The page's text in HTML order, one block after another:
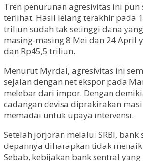
Tren penurunan agresivitas ini
terlihat. Hasil lelang terakhir pada
triliun sudah tak setinggi dana
masing-masing 8 Mei dan 24 April
dan Rp45,5 triliun.
Menurut Myrdal, agresivitas ini
sejalan dengan net ekspor pada
melebar dari impor. Dengan
cadangan devisa diprakirakan
memadai untuk upaya intervensi.
Setelah jorjoran melalui SRBI, bank
depannya diharapkan tidak
Sebab, kebijakan bank sentral